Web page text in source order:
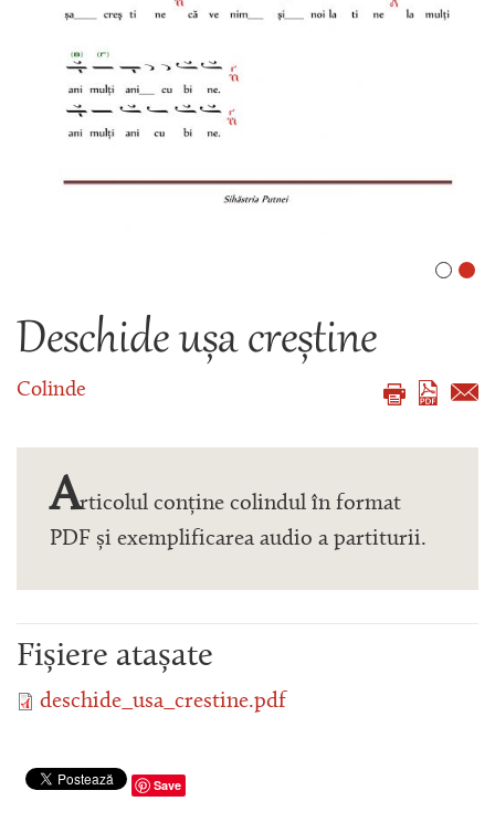
Deschide ușa creștine
Colinde
Articolul conține colindul în format
PDF și exemplificarea audio a partiturii.
Fișiere atașate
deschide_usa_crestine.pdf
Save